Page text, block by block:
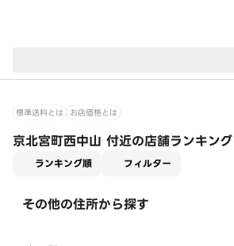
標準送料とは お店価格とは
京北宮町西中山 付近の店舗ランキング
ランキング順 フィルター
その他の住所から探す